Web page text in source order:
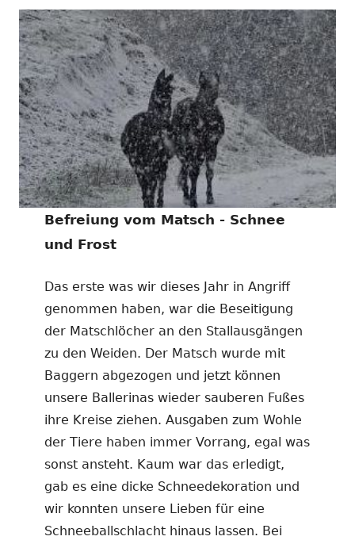
Befreiung vom Matsch - Schnee
und Frost
Das erste was wir dieses Jahr in Angriff
genommen haben, war die Beseitigung
der Matschlöcher an den Stallausgängen
zu den Weiden. Der Matsch wurde mit
Baggern abgezogen und jetzt können
unsere Ballerinas wieder sauberen Fußes
ihre Kreise ziehen. Ausgaben zum Wohle
der Tiere haben immer Vorrang, egal was
sonst ansteht. Kaum war das erledigt,
gab es eine dicke Schneedekoration und
wir konnten unsere Lieben für eine
Schneeballschlacht hinaus lassen. Bei